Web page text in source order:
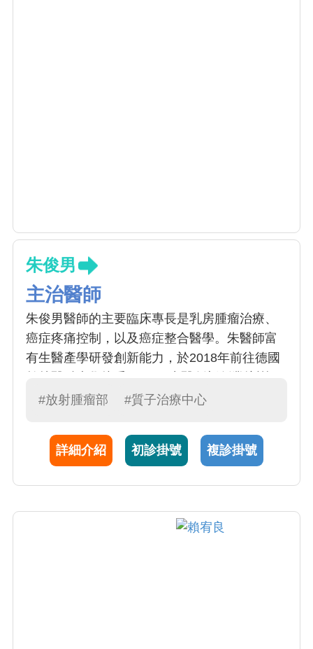
朱俊男
主治醫師
朱俊男醫師的主要臨床專長是乳房腫瘤治療、
癌症疼痛控制，以及癌症整合醫學。朱醫師富
有生醫產學研發創新能力，於2018年前往德國
專注於放射治療後皮膚損傷修復，並開發醫療
職志，專精於客觀結構式臨床技能測驗(OSCE)
及醫病溝通。乳癌年治療病例超過120位。
#放射腫瘤部 #質子治療中心
詳細介紹 初診掛號 複診掛號